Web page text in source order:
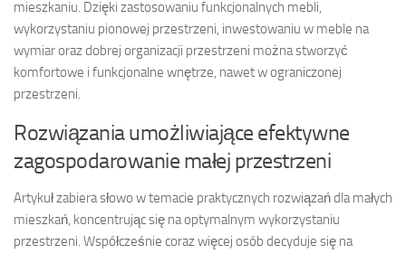
mieszkaniu. Dzięki zastosowaniu funkcjonalnych mebli,
wykorzystaniu pionowej przestrzeni, inwestowaniu w meble na
wymiar oraz dobrej organizacji przestrzeni można stworzyć
komfortowe i funkcjonalne wnętrze, nawet w ograniczonej
przestrzeni.
Rozwiązania umożliwiające efektywne
zagospodarowanie małej przestrzeni
Artykuł zabiera słowo w temacie praktycznych rozwiązań dla małych
mieszkań, koncentrując się na optymalnym wykorzystaniu
przestrzeni. Współcześnie coraz więcej osób decyduje się na